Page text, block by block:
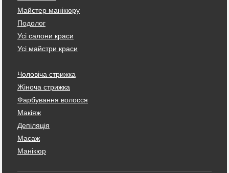
Майстер манікюру
Подолог
Усі салони краси
Усі майстри краси
Чоловіча стрижка
Жіноча стрижка
Фарбування волосся
Макіяж
Депіляція
Масаж
Манікюр